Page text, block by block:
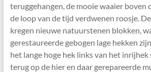
teruggehangen, de mooie waaier boven
de loop van de tijd verdwenen roosje.
kregen nieuwe natuurstenen blokken,
gerestaureerde gebogen lage hekken
het lange hoge hek links van het
terug op de hier en daar gerepareerde